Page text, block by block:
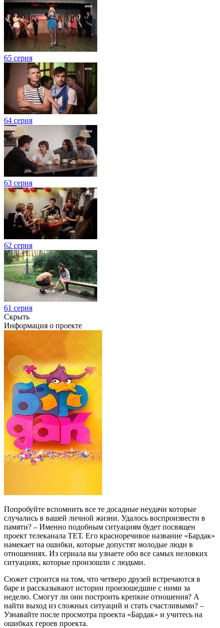
65 серия
64 серия
63 серия
62 серия
61 серия
Скрыть
Информация о проекте
Попробуйте вспомнить все те досадные неудачи которые
случались в вашей личной жизни. Удалось воспроизвести в
памяти? – Именно подобным ситуациям будет посвящен
проект телеканала ТЕТ. Его красноречивое название «Бардак»
намекает на ошибки, которые допустят молодые люди в
отношениях. Из сериала вы узнаете обо все самых неловких
ситуациях, которые произошли с людьми.
Сюжет строится на том, что четверо друзей встречаются в
баре и рассказывают истории произошедшие с ними за
неделю. Смогут ли они построить крепкие отношения? А
найти выход из сложных ситуаций и стать счастливыми? –
Узнавайте после просмотра проекта «Бардак» и учитесь на
ошибках героев проекта.